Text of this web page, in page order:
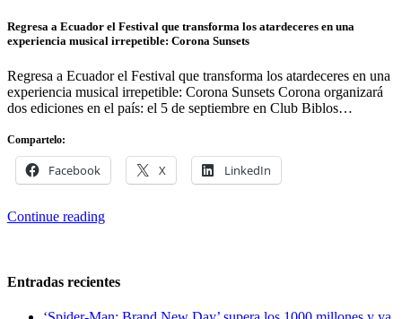
Regresa a Ecuador el Festival que transforma los atardeceres en una
experiencia musical irrepetible: Corona Sunsets
Regresa a Ecuador el Festival que transforma los atardeceres en una
experiencia musical irrepetible: Corona Sunsets Corona organizará
dos ediciones en el país: el 5 de septiembre en Club Biblos…
Compartelo:
Facebook X LinkedIn
Continue reading
Entradas recientes